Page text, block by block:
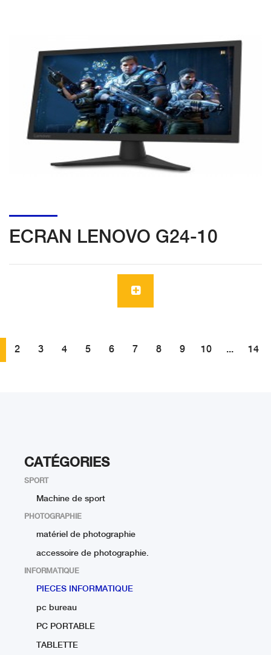
CATÉGORIES
SPORT
Machine de sport
PHOTOGRAPHIE
matériel de photographie
accessoire de photographie.
INFORMATIQUE
PIECES INFORMATIQUE
pc bureau
PC PORTABLE
TABLETTE
ECRAN LENOVO G24-10
2 3 4 5 6 7 8 9 10 ... 14